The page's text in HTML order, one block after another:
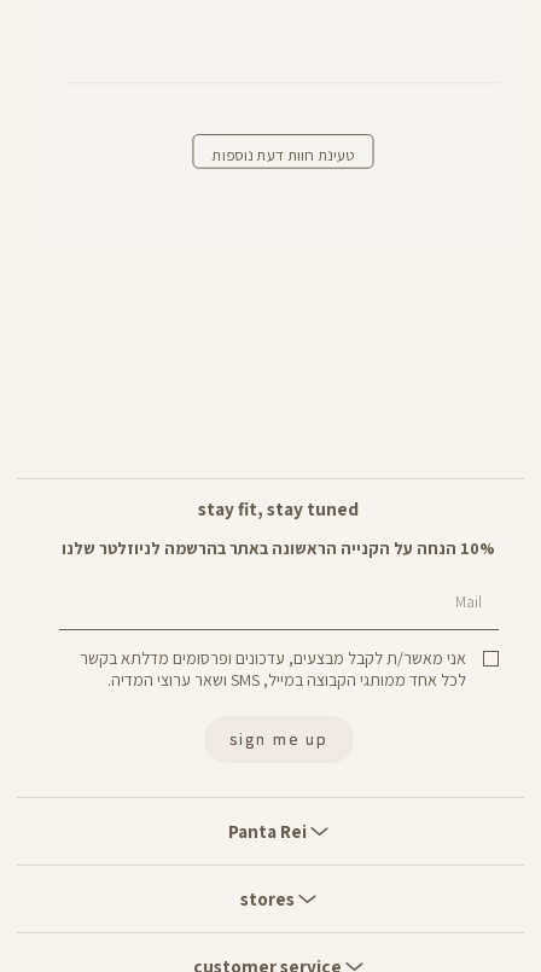
טעינת חוות דעת נוספות
Rei
Panta Rei
stores
service
customer service
stay fit, stay tuned
10% הנחה על הקנייה הראשונה באתר בהרשמה לניוזלטר שלנו
Mail
אני מאשר/ת לקבל מבצעים, עדכונים ופרסומים מדלתא בקשר
לכל אחד ממותגי הקבוצה במייל, SMS ושאר ערוצי המדיה.
sign me up